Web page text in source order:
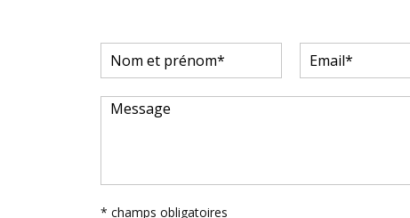
* champs obligatoires